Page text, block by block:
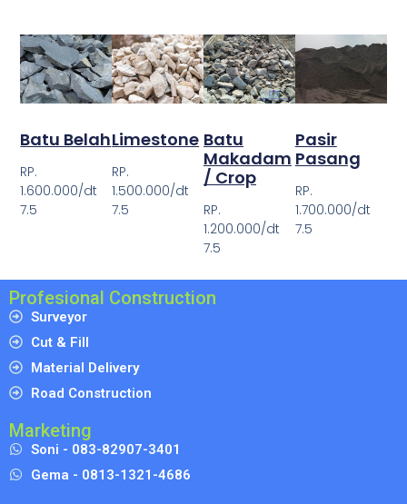
Batu Belah
RP.
1.600.000/dt
7.5
Limestone
RP.
1.500.000/dt
7.5
Batu
Makadam
/ Crop
RP.
1.200.000/dt
7.5
Pasir
Pasang
RP.
1.700.000/dt
7.5
Profesional Construction
Surveyor
Cut & Fill
Material Delivery
Road Construction
Marketing
Soni - 083-82907-3401
Gema - 0813-1321-4686